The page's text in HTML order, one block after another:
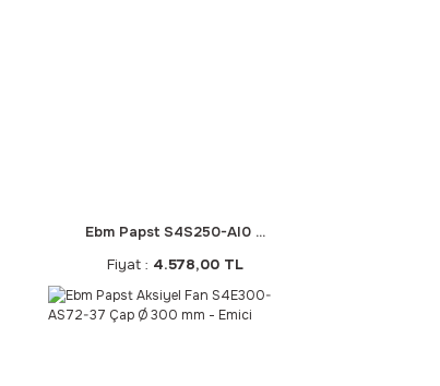
Ebm Papst S4S250-AI0 ...
Fiyat : 4.578,00 TL